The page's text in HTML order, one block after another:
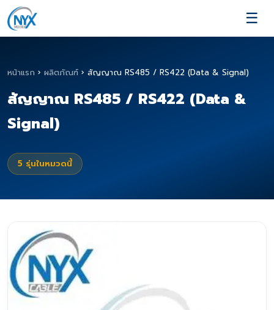
☰
หน้าแรก › ผลิตภัณฑ์ › สัญญาณ RS485 / RS422 (Data & Signal)
สัญญาณ RS485 / RS422 (Data &
Signal)
5 รุ่นในหมวดนี้